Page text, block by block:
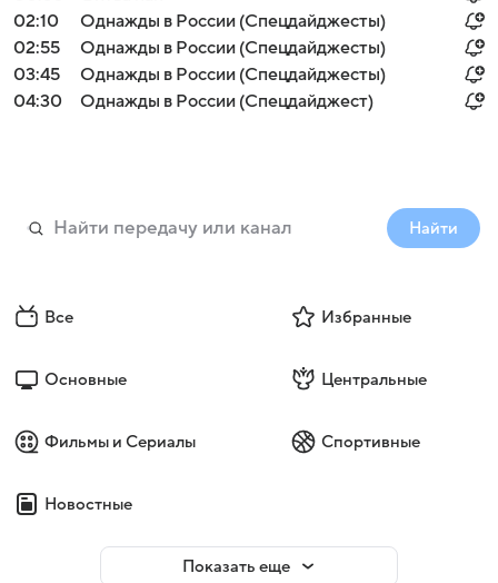
02:10
Однажды в России (Спецдайджесты)
02:55
Однажды в России (Спецдайджесты)
03:45
Однажды в России (Спецдайджесты)
04:30
Однажды в России (Спецдайджест)
Найти
Все Избранные
Основные Центральные
Фильмы и Сериалы Спортивные
Новостные
Показать еще